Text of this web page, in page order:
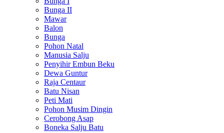
Bunga II
Mawar
Balon
Bunga
Pohon Natal
Manusia Salju
Penyihir Embun Beku
Dewa Guntur
Raja Centaur
Batu Nisan
Peti Mati
Pohon Musim Dingin
Cerobong Asap
Boneka Salju Batu